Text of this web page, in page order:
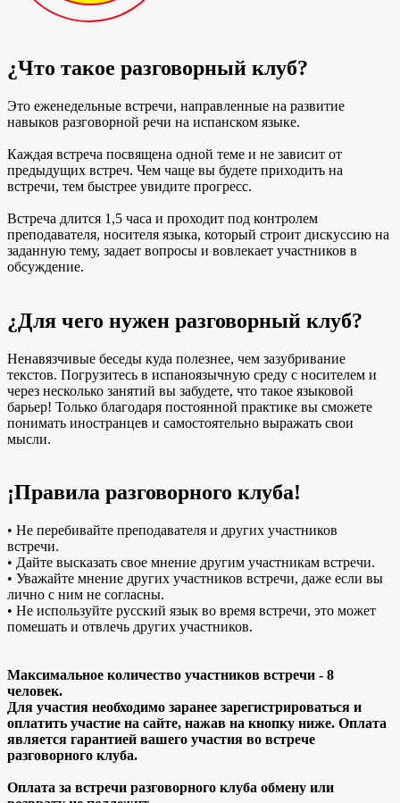
¿Что такое разговорный клуб?
Это еженедельные встречи, направленные на развитие
навыков разговорной речи на испанском языке.
Каждая встреча посвящена одной теме и не зависит от
предыдущих встреч. Чем чаще вы будете приходить на
встречи, тем быстрее увидите прогресс.
Встреча длится 1,5 часа и проходит под контролем
преподавателя, носителя языка, который строит дискуссию на
заданную тему, задает вопросы и вовлекает участников в
обсуждение.
¿Для чего нужен разговорный клуб?
Ненавязчивые беседы куда полезнее, чем зазубривание
текстов. Погрузитесь в испаноязычную среду с носителем и
через несколько занятий вы забудете, что такое языковой
барьер! Только благодаря постоянной практике вы сможете
понимать иностранцев и самостоятельно выражать свои
мысли.
¡Правила разговорного клуба!
• Не перебивайте преподавателя и других участников
встречи.
• Дайте высказать свое мнение другим участникам встречи.
• Уважайте мнение других участников встречи, даже если вы
лично с ним не согласны.
• Не используйте русский язык во время встречи, это может
помешать и отвлечь других участников.
Максимальное количество участников встречи - 8
человек.
Для участия необходимо заранее зарегистрироваться и
оплатить участие на сайте, нажав на кнопку ниже. Оплата
является гарантией вашего участия во встрече
разговорного клуба.
Оплата за встречи разговорного клуба обмену или